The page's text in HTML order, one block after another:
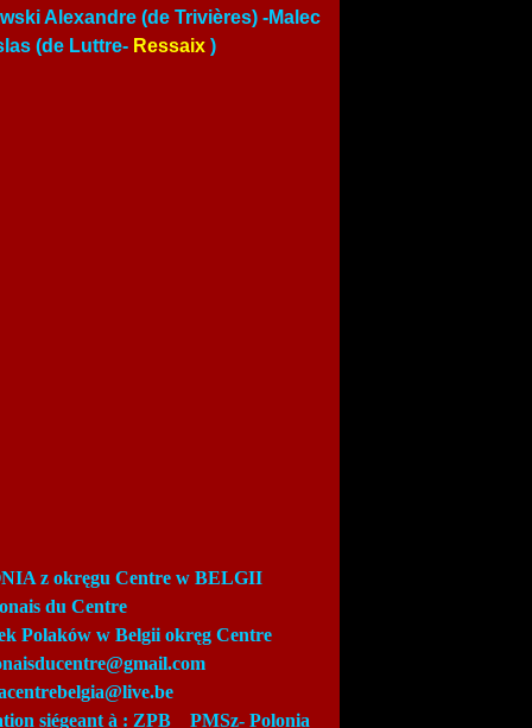
Alexandre (de Trivières) -Malec
(de Luttre- Ressaix )
z okręgu Centre w BELGII
du Centre
Polaków w Belgii okręg Centre
siégeant à : ZPB_
PMSz- Polonia